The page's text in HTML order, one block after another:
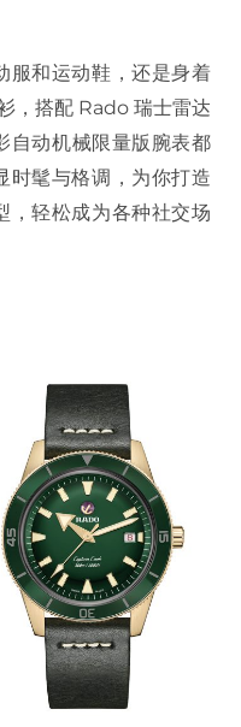
服和运动鞋，还是身着
，搭配 Rado 瑞士雷达
自动机械限量版腕表都
时髦与格调，为你打造
，轻松成为各种社交场